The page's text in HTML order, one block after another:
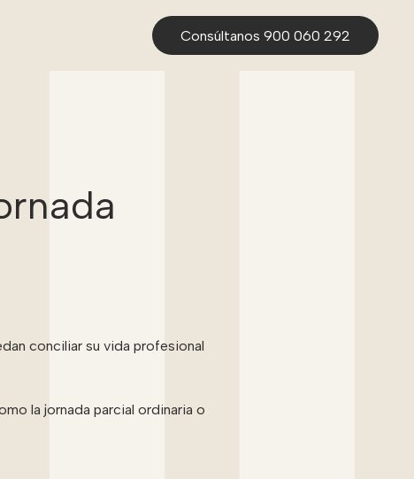
Consúltanos 900 060 292
conciliar su vida profesional
la jornada parcial ordinaria o